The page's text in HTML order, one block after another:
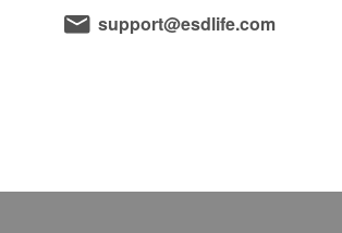
support@esdlife.com